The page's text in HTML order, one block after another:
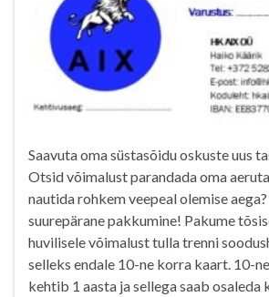
Saavuta oma süstasõidu oskuste uus
Otsid võimalust parandada oma
nautida rohkem veepeal olemise
suurepärane pakkumine! Pakume
huvilisele võimalust tulla trenni
selleks endale 10-ne korra kaart. 10-
kehtib 1 aasta ja sellega saab osaleda